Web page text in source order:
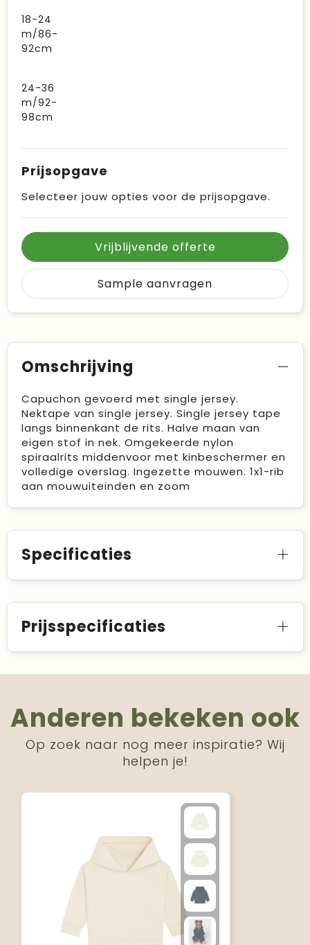
18-24
m/86-
92cm
24-36
m/92-
98cm
Prijsopgave
Selecteer jouw opties voor de prijsopgave.
Vrijblijvende offerte
Sample aanvragen
Omschrijving
Capuchon gevoerd met single jersey.
Nektape van single jersey. Single jersey tape
langs binnenkant de rits. Halve maan van
eigen stof in nek. Omgekeerde nylon
spiraalrits middenvoor met kinbeschermer en
volledige overslag. Ingezette mouwen. 1x1-rib
aan mouwuiteinden en zoom
Specificaties
Prijsspecificaties
Anderen bekeken ook
Op zoek naar nog meer inspiratie? Wij
helpen je!